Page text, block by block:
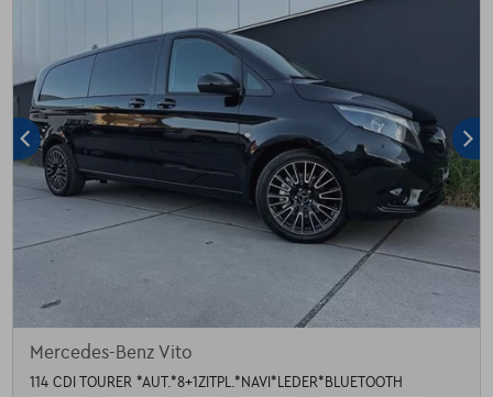
Mercedes-Benz Vito
114 CDI TOURER *AUT.*8+1ZITPL.*NAVI*LEDER*BLUETOOTH